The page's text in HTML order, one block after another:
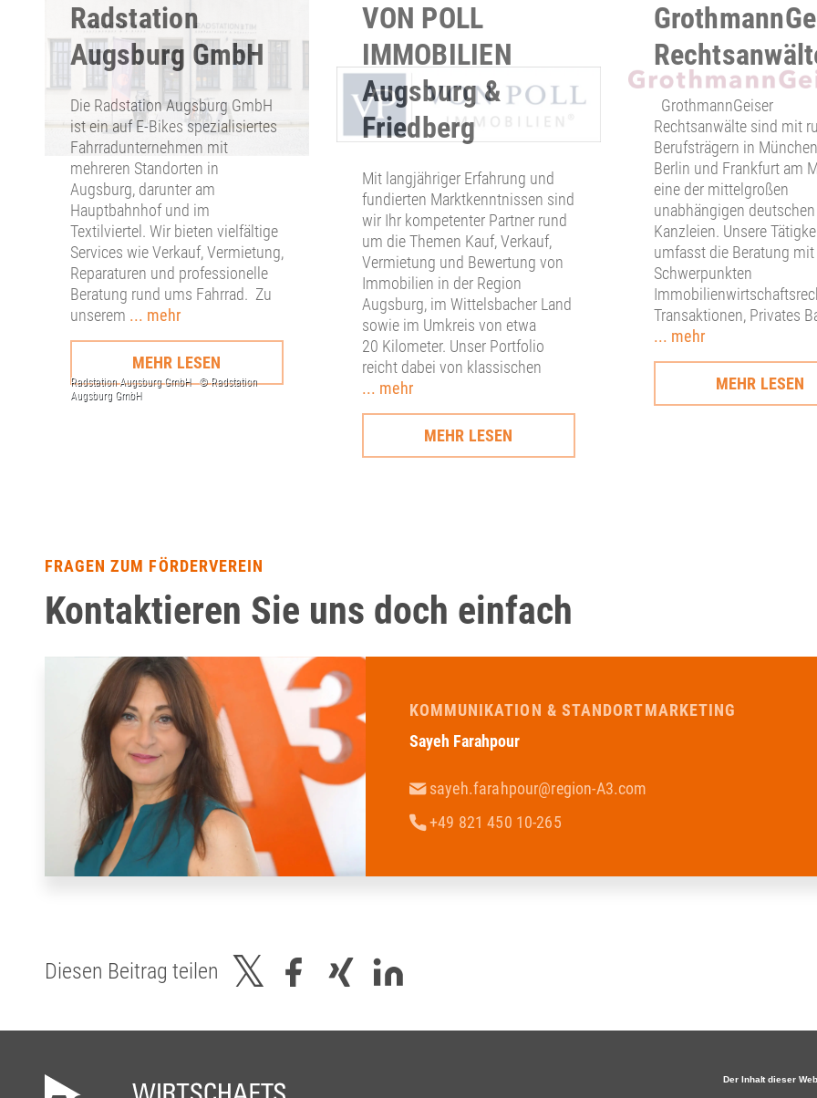
Radstation
Augsburg GmbH
Die Radstation Augsburg GmbH
ist ein auf E-Bikes spezialisiertes
Fahrradunternehmen mit
mehreren Standorten in
Augsburg, darunter am
Hauptbahnhof und im
Textilviertel. Wir bieten vielfältige
Services wie Verkauf, Vermietung,
Reparaturen und professionelle
Beratung rund ums Fahrrad. Zu
unserem ... mehr
MEHR LESEN
VON POLL
IMMOBILIEN
Augsburg &
Friedberg
Mit langjähriger Erfahrung und
fundierten Marktkenntnissen sind
wir Ihr kompetenter Partner rund
um die Themen Kauf, Verkauf,
Vermietung und Bewertung von
Immobilien in der Region
Augsburg, im Wittelsbacher Land
sowie im Umkreis von etwa
20 Kilometer. Unser Portfolio
reicht dabei von klassischen
... mehr
MEHR LESEN
GrothmannGeiser
Rechtsanwälte sind mit
Berufsträgern in
Berlin und Frankfurt am
eine der mittelgroßen
unabhängigen deutschen
Kanzleien. Unsere
umfasst die Beratung mit
Schwerpunkten
Transaktionen, Privates
... mehr
MEHR LESEN
FRAGEN ZUM FÖRDERVEREIN
Kontaktieren Sie uns doch einfach
KOMMUNIKATION & STANDORTMARKETING
Sayeh Farahpour
sayeh.farahpour@region-A3.com
+49 821 450 10-265
Diesen Beitrag teilen